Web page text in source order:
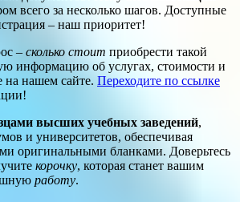
всего за несколько шагов. Доступные
– наш приоритет!
– сколько стоит приобрести такой
информацию об услугах, стоимости и
на нашем сайте. Переходите по ссылке
высших учебных заведений,
и университетов, обеспечивая
оригинальными бланками. Доверьтесь
корочку, которая станет вашим
работу.